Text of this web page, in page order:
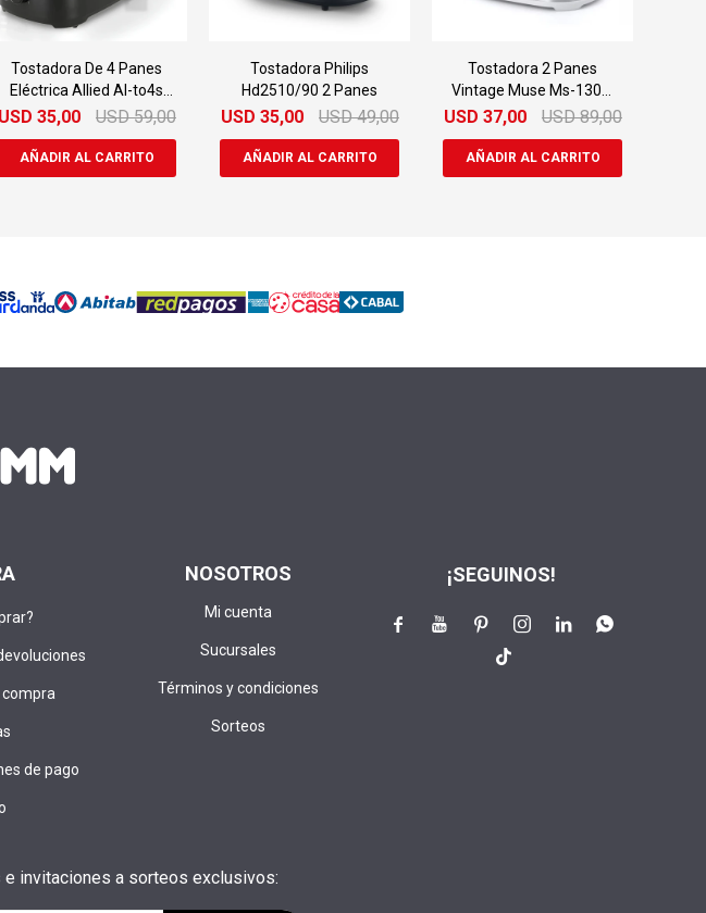
Tostadora De 4 Panes
Eléctrica Allied Al-to4s
1450w
USD 35,00 USD 59,00
Tostadora Philips
Hd2510/90 2 Panes
USD 35,00 USD 49,00
Tostadora 2 Panes
Vintage Muse Ms-130w
Auto Stop
USD 37,00 USD 89,00
de pago
NOSOTROS
Mi cuenta
Sucursales
Términos y condiciones
Sorteos
e invitaciones a sorteos exclusivos:
¡SEGUINOS!
    

